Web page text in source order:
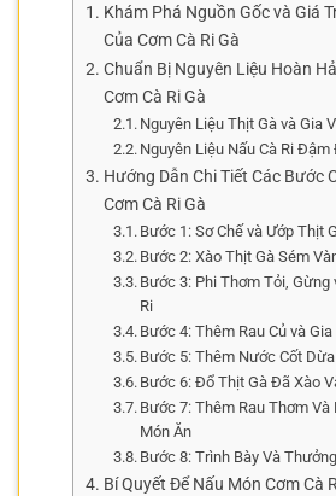
Khám Phá Nguồn Gốc và Giá
Của Cơm Cà Ri Gà
Chuẩn Bị Nguyên Liệu Hoàn
Cơm Cà Ri Gà
Nguyên Liệu Thịt Gà và Gia
Nguyên Liệu Nấu Cà Ri Đậm
Hướng Dẫn Chi Tiết Các Bước
Cơm Cà Ri Gà
Bước 1: Sơ Chế và Ướp Thịt
Bước 2: Xào Thịt Gà Sém
Bước 3: Phi Thơm Tỏi, Gừng
Ri
Bước 4: Thêm Rau Củ và Gia
Bước 5: Thêm Nước Cốt
Bước 6: Đổ Thịt Gà Đã Xào
Bước 7: Thêm Rau Thơm Và
Món Ăn
Bước 8: Trình Bày Và
Bí Quyết Để Nấu Món Cơm Cà